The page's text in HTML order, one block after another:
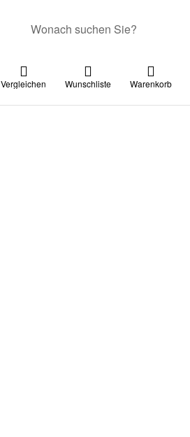
Vergleichen Wunschliste Warenkorb